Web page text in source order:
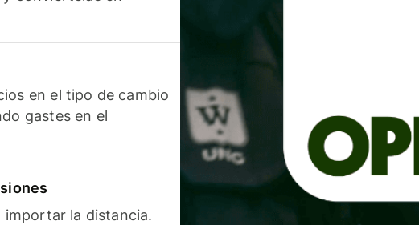
en el tipo de cambio
gastes en el
importar la distancia.